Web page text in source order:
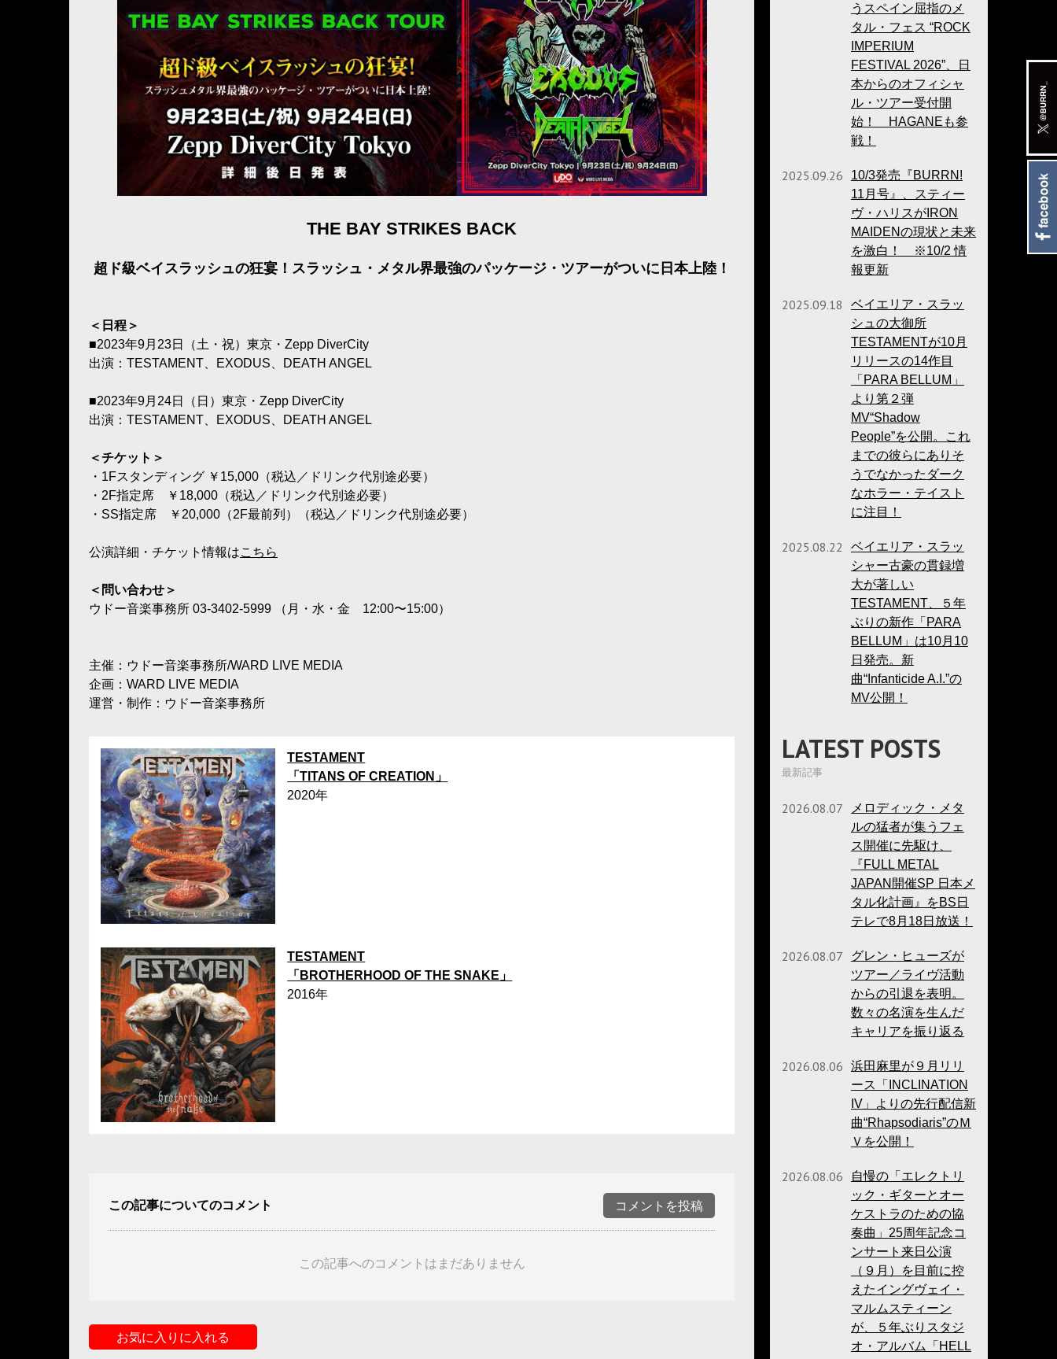
THE BAY STRIKES BACK
超ド級ベイスラッシュの狂宴！スラッシュ・メタル界最強のパッケージ・ツアーがついに日本上陸！
＜日程＞
■2023年9月23日（土・祝）東京・Zepp DiverCity
出演：TESTAMENT、EXODUS、DEATH ANGEL
■2023年9月24日（日）東京・Zepp DiverCity
出演：TESTAMENT、EXODUS、DEATH ANGEL
＜チケット＞
・1Fスタンディング ￥15,000（税込／ドリンク代別途必要）
・2F指定席 ￥18,000（税込／ドリンク代別途必要）
・SS指定席 ￥20,000（2F最前列）（税込／ドリンク代別途必要）
公演詳細・チケット情報はこちら
＜問い合わせ＞
ウドー音楽事務所 03-3402-5999 （月・水・金 12:00〜15:00）
主催：ウドー音楽事務所/WARD LIVE MEDIA
企画：WARD LIVE MEDIA
運営・制作：ウドー音楽事務所
TESTAMENT
「TITANS OF CREATION」
2020年
TESTAMENT
「BROTHERHOOD OF THE SNAKE」
2016年
この記事についてのコメント コメントを投稿
この記事へのコメントはまだありません
お気に入りに入れる
うスペイン屈指のメ
タル・フェス “ROCK
IMPERIUM
FESTIVAL 2026”、日
本からのオフィシャ
ル・ツアー受付開
始！ HAGANEも参
戦！
2025.09.26
10/3発売『BURRN!
11月号』、スティー
ヴ・ハリスがIRON
MAIDENの現状と未来
を激白！ ※10/2 情
報更新
2025.09.18
ベイエリア・スラッ
シュの大御所
TESTAMENTが10月
リリースの14作目
「PARA BELLUM」
より第２弾
MV“Shadow
People”を公開。これ
までの彼らにありそ
うでなかったダーク
なホラー・テイスト
に注目！
2025.08.22
ベイエリア・スラッ
シャー古豪の貫録増
大が著しい
TESTAMENT、５年
ぶりの新作「PARA
BELLUM」は10月10
日発売。新
曲“Infanticide A.I.”の
MV公開！
LATEST POSTS
最新記事
2026.08.07
メロディック・メタ
ルの猛者が集うフェ
ス開催に先駆け、
『FULL METAL
JAPAN開催SP 日本メ
タル化計画』をBS日
テレで8月18日放送！
2026.08.07
グレン・ヒューズが
ツアー／ライヴ活動
からの引退を表明。
数々の名演を生んだ
キャリアを振り返る
2026.08.06
浜田麻里が９月リリ
ース「INCLINATION
IV」よりの先行配信新
曲“Rhapsodiaris”のＭ
Ｖを公開！
2026.08.06
自慢の「エレクトリ
ック・ギターとオー
ケストラのための協
奏曲」25周年記念コ
ンサート来日公演
（９月）を目前に控
えたイングヴェイ・
マルムスティーン
が、５年ぶりスタジ
オ・アルバム「HELL